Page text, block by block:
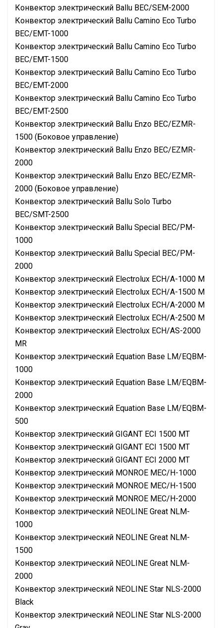
Конвектор электрический Ballu BEC/SEM-2000
Конвектор электрический Ballu Camino Eco Turbo
BEC/EMT-1000
Конвектор электрический Ballu Camino Eco Turbo
BEC/EMT-1500
Конвектор электрический Ballu Camino Eco Turbo
BEC/EMT-2000
Конвектор электрический Ballu Camino Eco Turbo
BEC/EMT-2500
Конвектор электрический Ballu Enzo BEC/EZMR-
1500 (Боковое управление)
Конвектор электрический Ballu Enzo BEC/EZMR-
2000
Конвектор электрический Ballu Enzo BEC/EZMR-
2000 (Боковое управление)
Конвектор электрический Ballu Solo Turbo
BEC/SMT-2500
Конвектор электрический Ballu Special BEC/PM-
1000
Конвектор электрический Ballu Special BEC/PM-
2000
Конвектор электрический Electrolux ECH/A-1000 M
Конвектор электрический Electrolux ECH/A-1500 M
Конвектор электрический Electrolux ECH/A-2000 M
Конвектор электрический Electrolux ECH/A-2500 M
Конвектор электрический Electrolux ECH/AS-2000
MR
Конвектор электрический Equation Base LM/EQBM-
1000
Конвектор электрический Equation Base LM/EQBM-
2000
Конвектор электрический Equation Base LM/EQBM-
500
Конвектор электрический GIGANT ECI 1500 MT
Конвектор электрический GIGANT ECI 1500 MT
Конвектор электрический GIGANT ECI 2000 MT
Конвектор электрический MONROE MEC/H-1000
Конвектор электрический MONROE MEC/H-1500
Конвектор электрический MONROE MEC/H-2000
Конвектор электрический NEOLINE Great NLM-
1000
Конвектор электрический NEOLINE Great NLM-
1500
Конвектор электрический NEOLINE Great NLM-
2000
Конвектор электрический NEOLINE Star NLS-2000
Black
Конвектор электрический NEOLINE Star NLS-2000